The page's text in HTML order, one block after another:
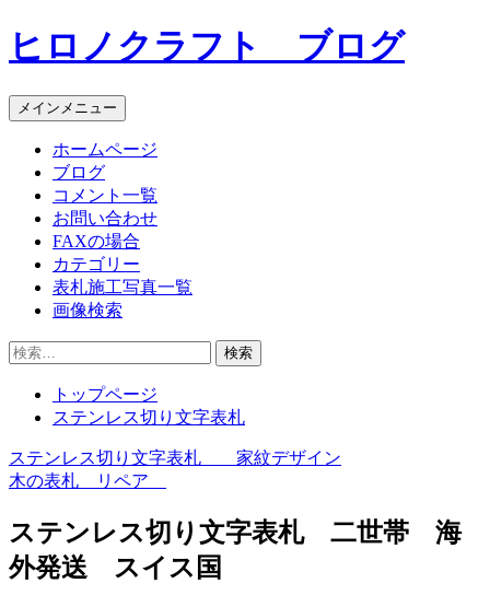
コ
ン
ン
ツ
ヒロノクラフト ブログ
メインメニュー
ホームページ
ブログ
コメント一覧
お問い合わせ
FAXの場合
カテゴリー
表札施工写真一覧
画像検索
検
トップページ
ステンレス切り文字表札
投
稿
ナ
ビ
ステンレス切り文字表札 家紋デザイン
木の表札 リペア
ステンレス切り文字表札 二世帯 海
外発送 スイス国